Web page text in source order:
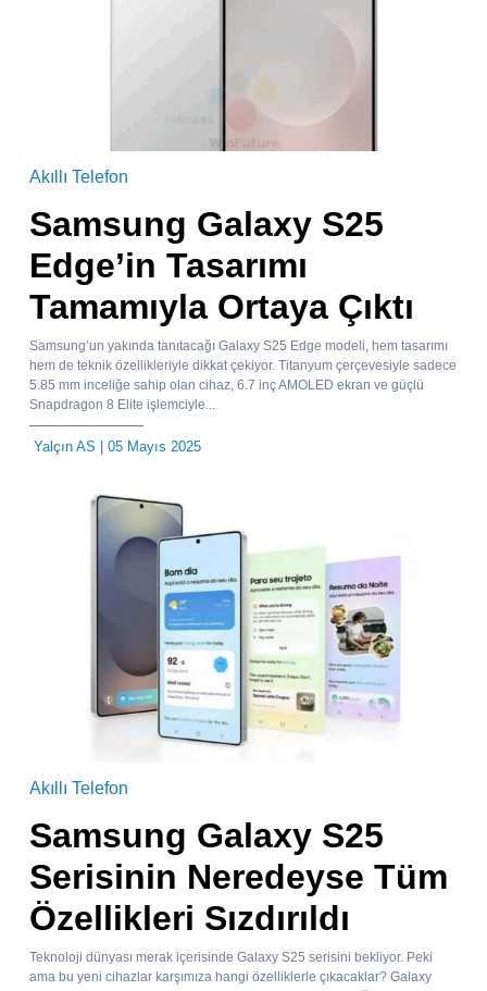
Akıllı Telefon
Samsung Galaxy S25
Edge’in Tasarımı
Tamamıyla Ortaya Çıktı
Samsung’un yakında tanıtacağı Galaxy S25 Edge modeli, hem tasarımı
hem de teknik özellikleriyle dikkat çekiyor. Titanyum çerçevesiyle sadece
5.85 mm inceliğe sahip olan cihaz, 6.7 inç AMOLED ekran ve güçlü
Snapdragon 8 Elite işlemciyle...
Yalçın AS | 05 Mayıs 2025
Akıllı Telefon
Samsung Galaxy S25
Serisinin Neredeyse Tüm
Özellikleri Sızdırıldı
Teknoloji dünyası merak içerisinde Galaxy S25 serisini bekliyor. Peki
ama bu yeni cihazlar karşımıza hangi özelliklerle çıkacaklar? Galaxy